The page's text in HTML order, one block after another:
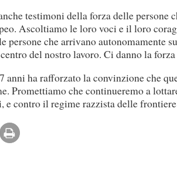
testimoni della forza delle persone
Ascoltiamo le loro voci e il loro
persone che arrivano autonomamente
del nostro lavoro. Ci danno la
anni ha rafforzato la convinzione che
Promettiamo che continueremo a
e contro il regime razzista delle frontiere